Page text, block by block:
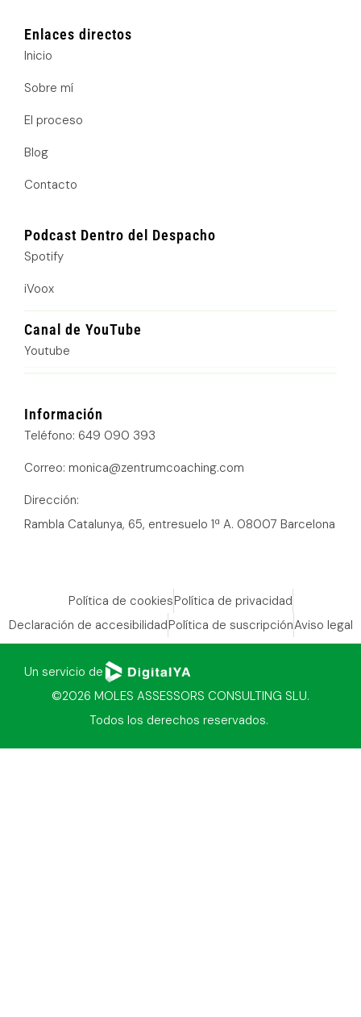
d
i
n
g
r
f
y
Enlaces directos
Inicio
Sobre mí
El proceso
Blog
Contacto
Podcast Dentro del Despacho
Spotify
iVoox
Canal de YouTube
Youtube
Información
Teléfono: 649 090 393
Correo: monica@zentrumcoaching.com
Dirección:
Rambla Catalunya, 65, entresuelo 1ª A. 08007 Barcelona
Política de cookiesPolítica de privacidad
Declaración de accesibilidadPolítica de suscripciónAviso legal
Un servicio de
©2026 MOLES ASSESSORS CONSULTING SLU.
Todos los derechos reservados.